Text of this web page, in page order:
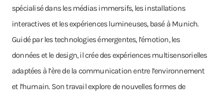
spécialisé dans les médias immersifs, les installations
interactives et les expériences lumineuses, basé à Munich.
Guidé par les technologies émergentes, l’émotion, les
données et le design, il crée des expériences multisensorielles
adaptées à l’ère de la communication entre l’environnement
et l’humain. Son travail explore de nouvelles formes de